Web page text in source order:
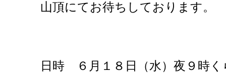
山頂にてお待ちしております。
日時 ６月１８日（水）夜９時く